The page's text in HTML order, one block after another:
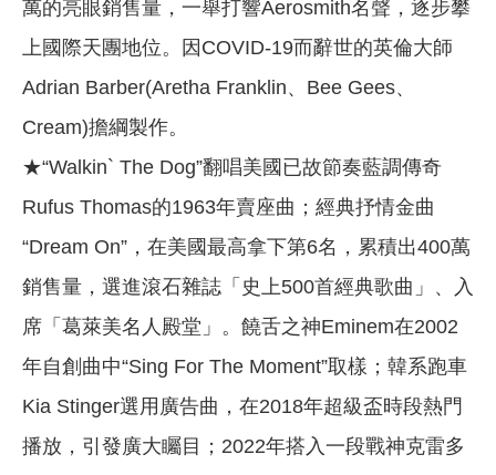
萬的亮眼銷售量，一舉打響Aerosmith名聲，逐步攀
上國際天團地位。因COVID-19而辭世的英倫大師
Adrian Barber(Aretha Franklin、Bee Gees、
Cream)擔綱製作。
★“Walkin` The Dog”翻唱美國已故節奏藍調傳奇
Rufus Thomas的1963年賣座曲；經典抒情金曲
“Dream On”，在美國最高拿下第6名，累積出400萬
銷售量，選進滾石雜誌「史上500首經典歌曲」、入
席「葛萊美名人殿堂」。饒舌之神Eminem在2002
年自創曲中“Sing For The Moment”取樣；韓系跑車
Kia Stinger選用廣告曲，在2018年超級盃時段熱門
播放，引發廣大矚目；2022年搭入一段戰神克雷多